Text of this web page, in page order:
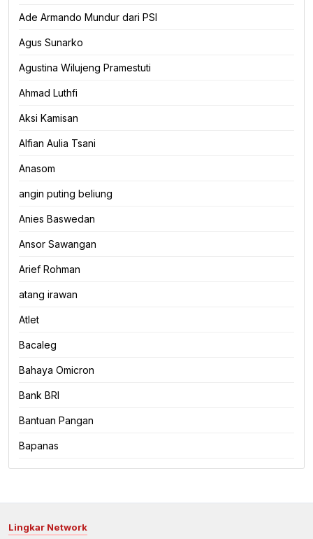
Ade Armando Mundur dari PSI
Agus Sunarko
Agustina Wilujeng Pramestuti
Ahmad Luthfi
Aksi Kamisan
Alfian Aulia Tsani
Anasom
angin puting beliung
Anies Baswedan
Ansor Sawangan
Arief Rohman
atang irawan
Atlet
Bacaleg
Bahaya Omicron
Bank BRI
Bantuan Pangan
Bapanas
Lingkar Network